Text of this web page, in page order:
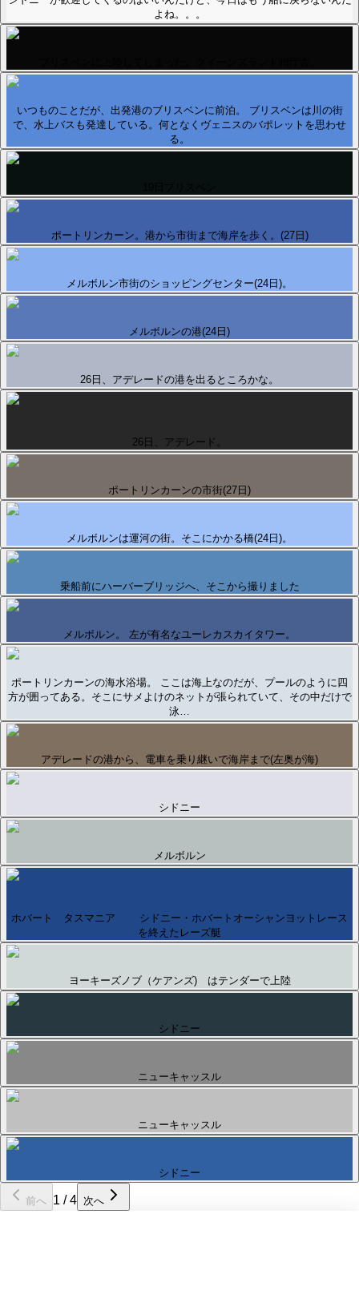
よね。。。
いつものことだが、出発港のブリスベンに前泊。 ブリスベンは川の街
で、水上バスも発達している。何となくヴェニスのバポレットを思わせ
る。
ポートリンカーン。港から市街まで海岸を歩く。(27日)
メルボルン市街のショッピングセンター(24日)。
メルボルンの港(24日)
26日、アデレードの港を出るところかな。
26日、アデレード。
ポートリンカーンの市街(27日)
メルボルンは運河の街。そこにかかる橋(24日)。
乗船前にハーバーブリッジへ、そこから撮りました
メルボルン。 左が有名なユーレカスカイタワー。
ポートリンカーンの海水浴場。 ここは海上なのだが、プールのように四
方が囲ってある。そこにサメよけのネットが張られていて、その中だけで
泳…
アデレードの港から、電車を乗り継いで海岸まで(左奥が海)
シドニー
メルボルン
ホバート タスマニア シドニー・ホバートオーシャンヨットレース
を終えたレーズ艇
ヨーキーズノブ（ケアンズ) はテンダーで上陸
シドニー
ニューキャッスル
ニューキャッスル
シドニー
前へ 1 /4 次へ